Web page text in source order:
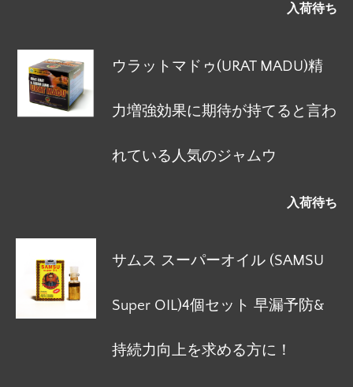
入荷待ち
ウラットマドゥ(URAT MADU)精
力増強効果に期待が持てると言わ
れている人気のジャムウ
入荷待ち
サムス スーパーオイル (SAMSU
Super OIL)4個セット 早漏予防&
持続力向上を求める方に！